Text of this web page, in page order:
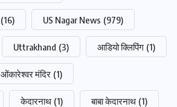
(16) US Nagar News (979)
Uttrakhand (3) आडियो क्लिपिंग (1)
ओंकारेश्वर मंदिर (1)
केदारनाथ (1) बाबा केदारनाथ (1)